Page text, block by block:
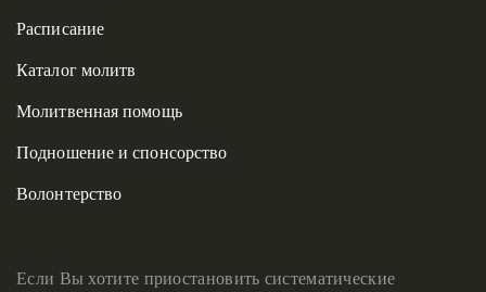
Расписание
Каталог молитв
Молитвенная помощь
Подношение и спонсорство
Волонтерство
Если Вы хотите приостановить систематические